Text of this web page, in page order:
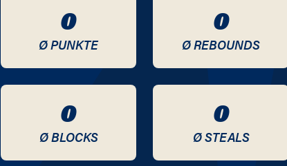
0
Ø PUNKTE
0
Ø REBOUNDS
0
Ø BLOCKS
0
Ø STEALS